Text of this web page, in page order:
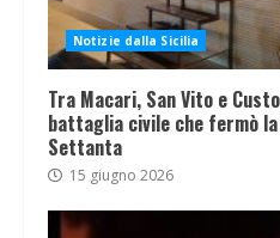
Notizie dalla Sicilia
Tra Macari, San Vito e
battaglia civile che fermò
Settanta
15 giugno 2026